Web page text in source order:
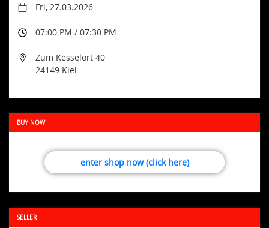
Fri, 27.03.2026
07:00 PM / 07:30 PM
Zum Kesselort 40
24149 Kiel
BUY NOW
enter shop now (click here)
SELLER